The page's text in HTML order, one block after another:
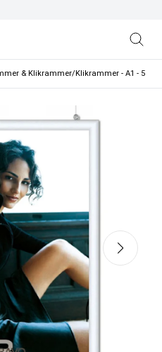
& Klikrammer/Klikrammer - A1 - 59,4